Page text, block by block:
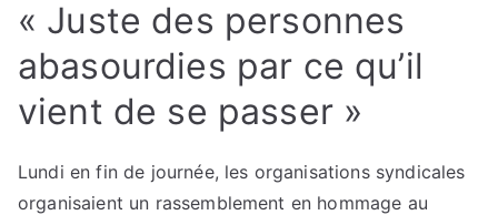
« Juste des personnes
abasourdies par ce qu’il
vient de se passer »
Lundi en fin de journée, les organisations syndicales
organisaient un rassemblement en hommage au